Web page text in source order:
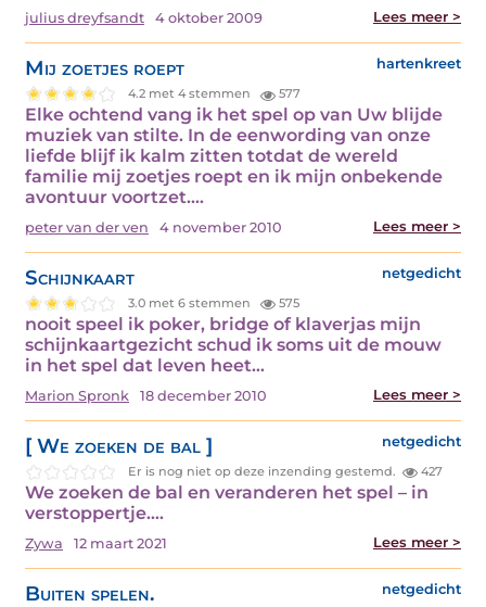
julius dreyfsandt 4 oktober 2009 Lees meer >
Mij zoetjes roept hartenkreet
4.2 met 4 stemmen 577
Elke ochtend vang ik het spel op van Uw blijde
muziek van stilte. In de eenwording van onze
liefde blijf ik kalm zitten totdat de wereld
familie mij zoetjes roept en ik mijn onbekende
avontuur voortzet.…
peter van der ven 4 november 2010 Lees meer >
Schijnkaart netgedicht
3.0 met 6 stemmen 575
nooit speel ik poker, bridge of klaverjas mijn
schijnkaartgezicht schud ik soms uit de mouw
in het spel dat leven heet…
Marion Spronk 18 december 2010 Lees meer >
[ We zoeken de bal ] netgedicht
Er is nog niet op deze inzending gestemd. 427
We zoeken de bal en veranderen het spel – in
verstoppertje.…
Zywa 12 maart 2021 Lees meer >
Buiten spelen. netgedicht